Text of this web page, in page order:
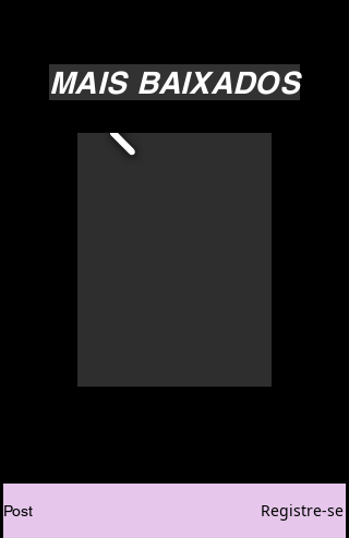
MAIS BAIXADOS
Post Registre-se